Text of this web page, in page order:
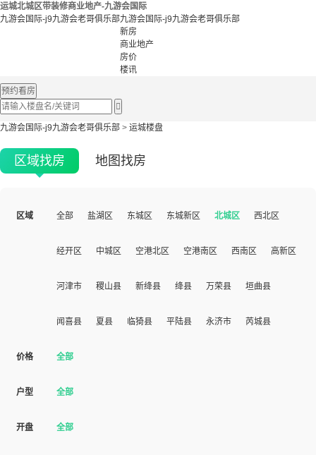
运城北城区带装修商业地产-九游会国际
九游会国际-j9九游会老哥俱乐部九游会国际-j9九游会老哥俱乐部
新房
商业地产
房价
楼讯
预约看房

九游会国际-j9九游会老哥俱乐部 > 运城楼盘
区域找房 地图找房
区域 全部 盐湖区 东城区 东城新区 北城区 西北区
经开区 中城区 空港北区 空港南区 西南区 高新区
河津市 稷山县 新绛县 绛县 万荣县 垣曲县
闻喜县 夏县 临猗县 平陆县 永济市 芮城县
价格 全部
户型 全部
开盘 全部